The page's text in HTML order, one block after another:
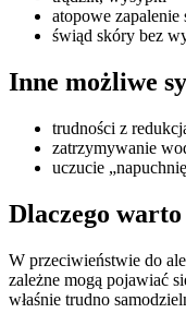
atopowe zapalenie
świąd skóry bez
Inne możliwe
trudności z
zatrzymywanie
uczucie
Dlaczego
W przeciwieństwie do
zależne mogą pojawiać
właśnie trudno